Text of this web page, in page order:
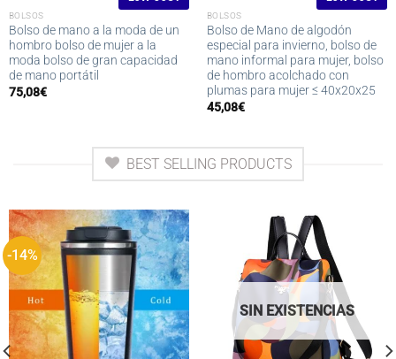
BOLSOS
Bolso de mano a la moda de un
hombro bolso de mujer a la
moda bolso de gran capacidad
de mano portátil
75,08€
BOLSOS
Bolso de Mano de algodón
especial para invierno, bolso de
mano informal para mujer, bolso
de hombro acolchado con
plumas para mujer ≤ 40x20x25
45,08€
BEST SELLING PRODUCTS
-14%
SIN EXISTENCIAS